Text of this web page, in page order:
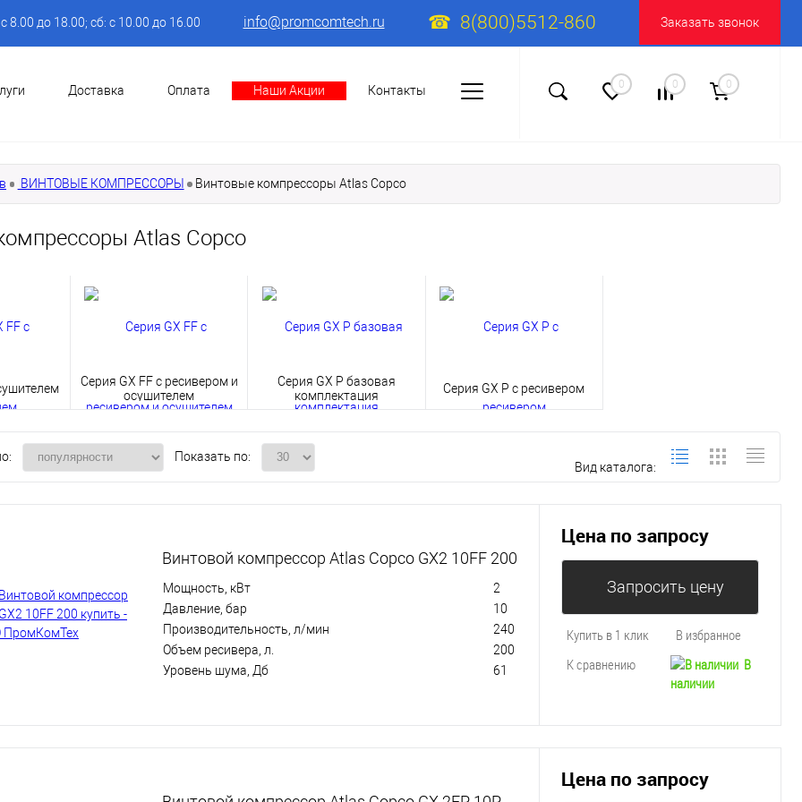
8.00 до 18.00; сб: с 10.00 до 16.00 info@promcomtech.ru 8(800)5512-860 Заказать звонок
Доставка Оплата Наши Акции Контакты 0 0 0
ВИНТОВЫЕ КОМПРЕССОРЫ Винтовые компрессоры Atlas Copco
Atlas Copco
Серия GX FF с ресивером и
осушителем
Серия GX P базовая
комплектация
Серия GX P с ресивером
Показать по:
Вид каталога:
Винтовой компрессор Atlas Copco GX2 10FF 200
Мощность, кВт
2
Давление, бар
10
Производительность, л/мин
240
Объем ресивера, л.
200
Уровень шума, Дб
61
Цена по запросу
Запросить цену
Купить в 1 клик
В избранное
К сравнению
В
наличии
Цена по запросу